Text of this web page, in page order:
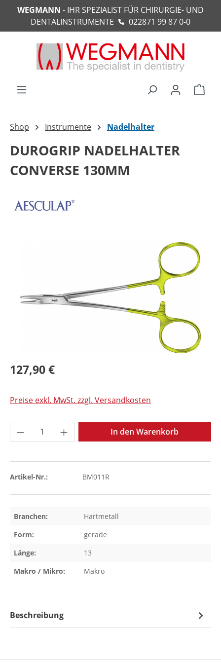
springen
WEGMANN - IHR SPEZIALIST FÜR CHIRURGIE- UND
DENTALINSTRUMENTE
022871 99 87 0-0
Shop Instrumente Nadelhalter
DUROGRIP NADELHALTER
CONVERSE 130MM
127,90 €
Preise exkl. MwSt. zzgl. Versandkosten
Produkt Anzahl: Gib den gewünschten
In den Warenkorb
Artikel-Nr.: BM011R
Branchen:
Hartmetall
Form:
gerade
Länge:
13
Makro / Mikro:
Makro
Beschreibung